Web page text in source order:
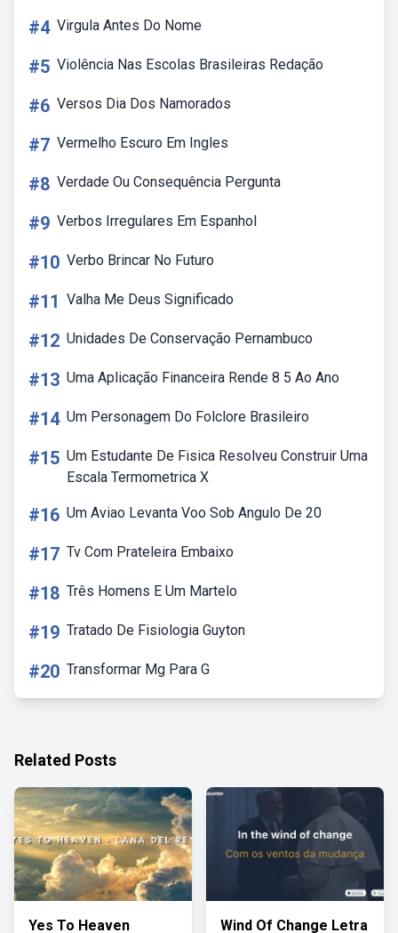
#4 Virgula Antes Do Nome
#5 Violência Nas Escolas Brasileiras Redação
#6 Versos Dia Dos Namorados
#7 Vermelho Escuro Em Ingles
#8 Verdade Ou Consequência Pergunta
#9 Verbos Irregulares Em Espanhol
#10 Verbo Brincar No Futuro
#11 Valha Me Deus Significado
#12 Unidades De Conservação Pernambuco
#13 Uma Aplicação Financeira Rende 8 5 Ao Ano
#14 Um Personagem Do Folclore Brasileiro
#15 Um Estudante De Fisica Resolveu Construir Uma
Escala Termometrica X
#16 Um Aviao Levanta Voo Sob Angulo De 20
#17 Tv Com Prateleira Embaixo
#18 Três Homens E Um Martelo
#19 Tratado De Fisiologia Guyton
#20 Transformar Mg Para G
Related Posts
Yes To Heaven Wind Of Change Letra